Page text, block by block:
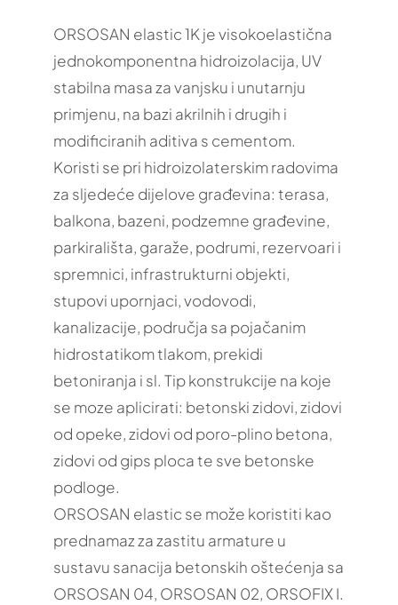
ORSOSAN elastic 1K je visokoelastična
jednokomponentna hidroizolacija, UV
stabilna masa za vanjsku i unutarnju
primjenu, na bazi akrilnih i drugih i
modificiranih aditiva s cementom.
Koristi se pri hidroizolaterskim radovima
za sljedeće dijelove građevina: terasa,
balkona, bazeni, podzemne građevine,
parkirališta, garaže, podrumi, rezervoari i
spremnici, infrastrukturni objekti,
stupovi upornjaci, vodovodi,
kanalizacije, područja sa pojačanim
hidrostatikom tlakom, prekidi
betoniranja i sl. Tip konstrukcije na koje
se moze aplicirati: betonski zidovi, zidovi
od opeke, zidovi od poro-plino betona,
zidovi od gips ploca te sve betonske
podloge.
ORSOSAN elastic se može koristiti kao
prednamaz za zastitu armature u
sustavu sanacija betonskih oštećenja sa
ORSOSAN 04, ORSOSAN 02, ORSOFIX I.